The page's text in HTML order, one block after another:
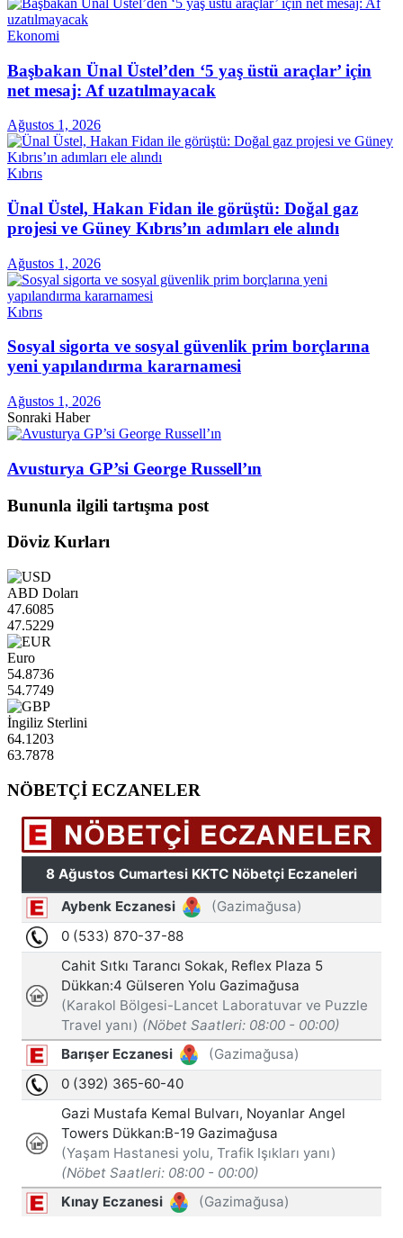
Ekonomi
Başbakan Ünal Üstel’den ‘5 yaş üstü araçlar’ için
net mesaj: Af uzatılmayacak
Ağustos 1, 2026
Kıbrıs
Ünal Üstel, Hakan Fidan ile görüştü: Doğal gaz
projesi ve Güney Kıbrıs’ın adımları ele alındı
Ağustos 1, 2026
Kıbrıs
Sosyal sigorta ve sosyal güvenlik prim borçlarına
yeni yapılandırma kararnamesi
Ağustos 1, 2026
Sonraki Haber
Avusturya GP’si George Russell’ın
Bununla ilgili tartışma post
Döviz Kurları
ABD Doları
47.6085
47.5229
Euro
54.8736
54.7749
İngiliz Sterlini
64.1203
63.7878
NÖBETÇİ ECZANELER